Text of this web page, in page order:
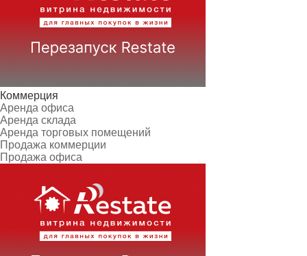
Коммерция
Аренда офиса
Аренда склада
Аренда торговых помещений
Продажа коммерции
Продажа офиса